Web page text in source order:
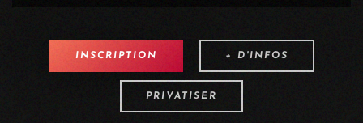
INSCRIPTION + D'INFOS
PRIVATISER